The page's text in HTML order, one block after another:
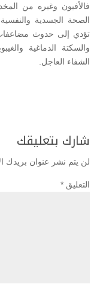
فالأفيون وغيره من
الصحة الجسدية
تؤدي إلى حدوث
والسكتة الدماغية
الشفاء العاجل.
شارك بتعليقك
لن يتم نشر عنوان بريدك
التعليق *